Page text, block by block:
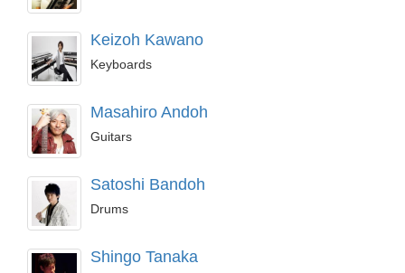
Keizoh Kawano
Keyboards
Masahiro Andoh
Guitars
Satoshi Bandoh
Drums
Shingo Tanaka